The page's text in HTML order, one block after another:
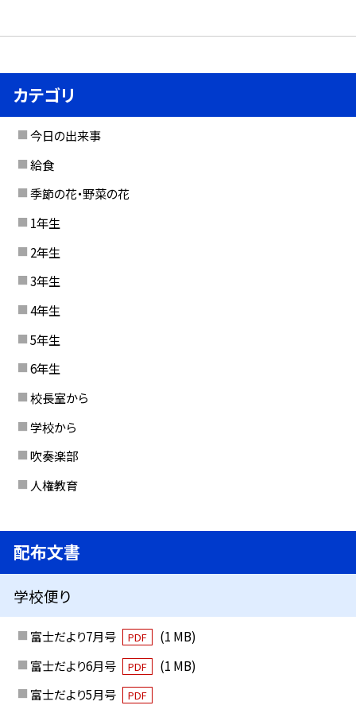
カテゴリ
今日の出来事
給食
季節の花・野菜の花
1年生
2年生
3年生
4年生
5年生
6年生
校長室から
学校から
吹奏楽部
人権教育
配布文書
学校便り
富士だより7月号 PDF
(1 MB)
富士だより6月号
PDF
(1 MB)
富士だより5月号
PDF